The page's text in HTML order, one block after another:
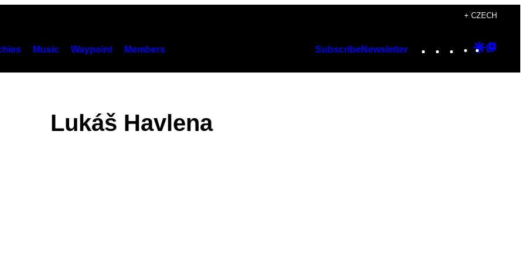
+ CZECH
Music Waypoint Members SubscribeNewsletter Instagram
TikTok
YouTube
Google
Lukáš Havlena